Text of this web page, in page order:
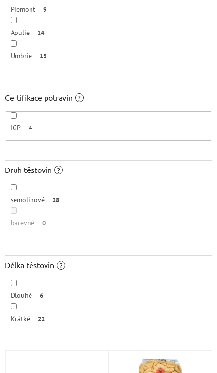
Piemont 9
Apulie 14
Umbrie 15
Certifikace potravin ?
IGP 4
Druh těstovin ?
semolinové 28
barevné 0
Délka těstovin ?
Dlouhé 6
Krátké 22